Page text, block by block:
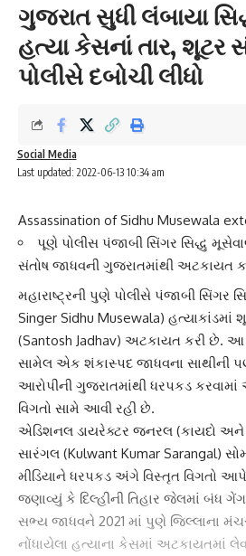
ગુજરાત સુધી લંબાયા
હત્યા કેસનાં તાર, શૂટર
પોલીસે દબોચી લીધો
Last updated: 2022-06-13 10:34 am
Social Media
Assassination of Sidhu Musewala
પૂણે પોલીસ પંજાબી સિંગર સિદ્ધુ
સંતોષ જાધવની ગુજરાતમાંથી અટકાયત
મહારાષ્ટ્રની પુણે પોલીસે પંજાબી સિંગર
Singer Sidhu Musewala) હત્યાકાંડમાં
(Santosh Jadhav) અટકાયત કરી છે.
સામેલ એક શંકાસ્પદ જાધવના સાથીની
આરોપીની ગુજરાતમાંથી ધરપકડ કરવામાં
વિગતો સામે આવી રહી છે.
એડિશનલ ડાયરેક્ટર જનરલ (કાયદો
સારંગલ (Kulwant Kumar Sarangal)
મીડિયાને ધરપકડ અંગે વિસ્તૃત વિગતો
જણાવ્યું કે દિલ્હીની તિહાર જેલમાં બંધ
સભ્ય જાધવને 2021 માં પુણે જિલ્લાના
નોંધાયેલા હત્યાના કેસમાં અટકાયતમાં